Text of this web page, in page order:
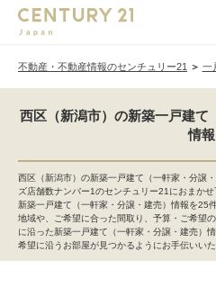
不動産・不動産情報のセンチュリー21 一
西区（新潟市）の新築一戸建て
情報
西区（新潟市）の新築一戸建て（一軒家・分譲
ズ店舗数ナンバー1のセンチュリー21におまか
新築一戸建て（一軒家・分譲・建売）情報を25
地域や、ご希望に合った間取り、予算・ご希望
に沿った新築一戸建て（一軒家・分譲・建売）
希望に沿うお部屋が見つかるようにお手伝いい